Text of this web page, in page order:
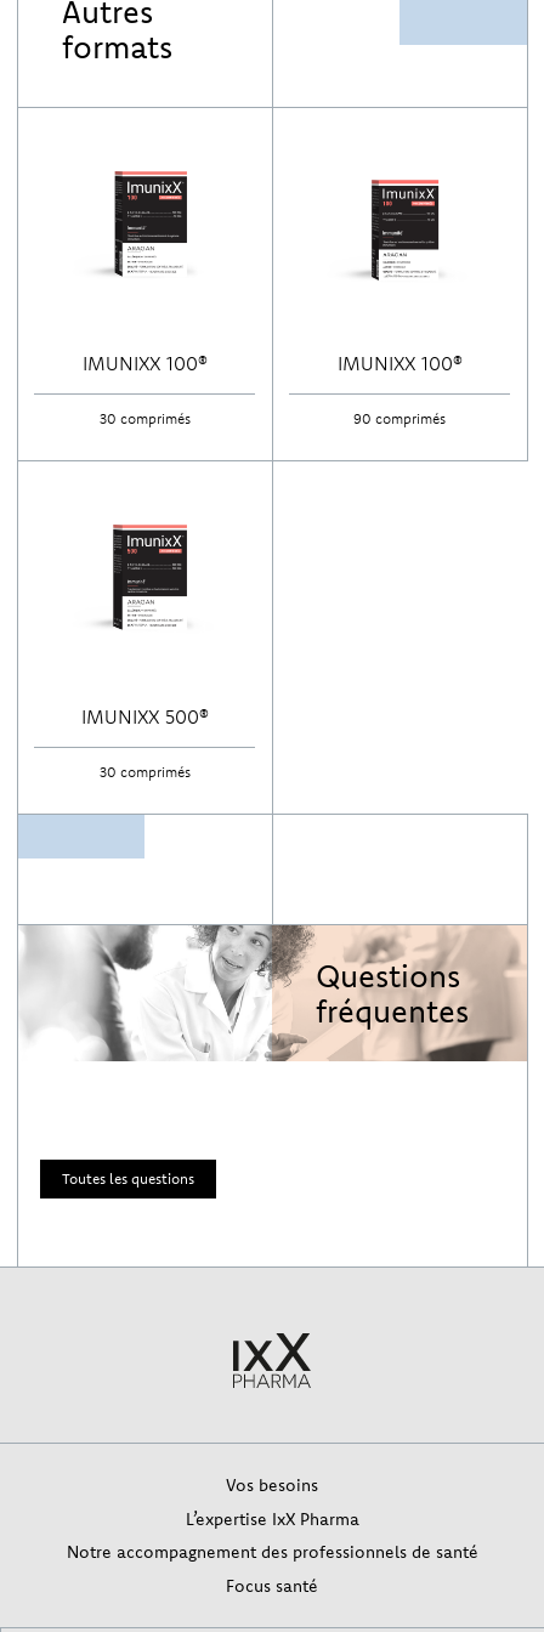
Autres
formats
IMUNIXX 100®
30 comprimés
IMUNIXX 100®
90 comprimés
IMUNIXX 500®
30 comprimés
Questions
fréquentes
Toutes les questions
Vos besoins
L’expertise IxX Pharma
Notre accompagnement des professionnels de santé
Focus santé